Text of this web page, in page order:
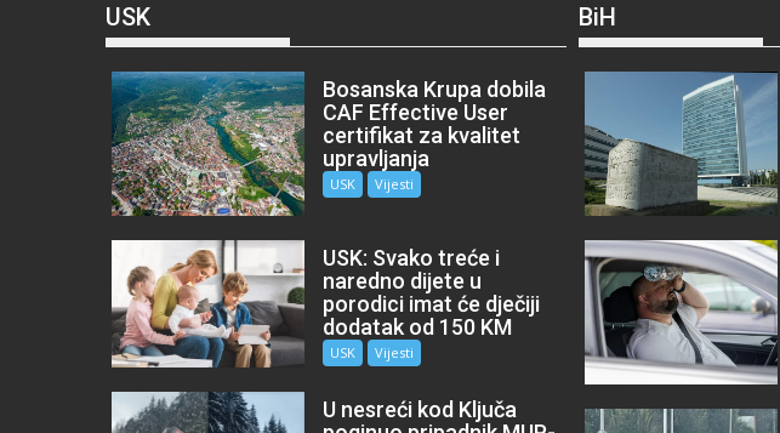
USK
Bosanska Krupa dobila
CAF Effective User
certifikat za kvalitet
upravljanja
USK Vijesti
USK: Svako treće i
naredno dijete u
porodici imat će dječiji
dodatak od 150 KM
USK Vijesti
U nesreći kod Ključa
BiH